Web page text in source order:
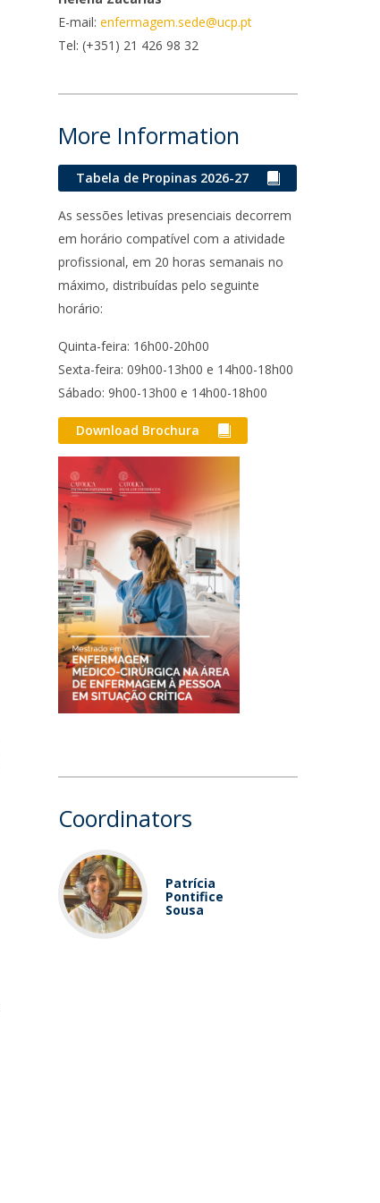
E-mail:enfermagem.sede@ucp.pt
Tel: (+351) 21 426 98 32
More Information
Tabela de Propinas 2026-27
As sessões letivas presenciais decorrem
em horário compatível com a atividade
profissional, em 20 horas semanais no
máximo, distribuídas pelo seguinte
horário:
Quinta-feira: 16h00-20h00
Sexta-feira: 09h00-13h00 e 14h00-18h00
Sábado: 9h00-13h00 e 14h00-18h00
Download Brochura
Coordinators
Patrícia
Pontifice
Sousa